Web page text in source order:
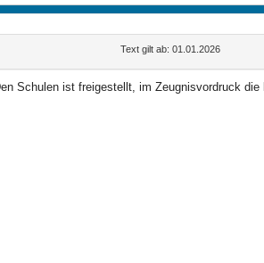
Text gilt ab: 01.01.2026
Schulen ist freigestellt, im Zeugnisvordruck die